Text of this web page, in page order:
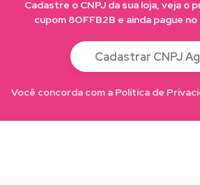
Cadastre o CNPJ da sua loja, veja o
cupom 8OFFB2B e ainda pague
Cadastrar CNPJ
Você concorda com a Política de